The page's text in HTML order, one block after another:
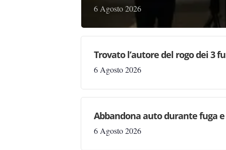
6 Agosto 2026
Trovato l’autore del rogo dei 3
6 Agosto 2026
Abbandona auto durante fuga
6 Agosto 2026